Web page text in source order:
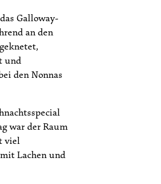
Galloway-
an den
und
den Nonnas
war der Raum
viel
Lachen und